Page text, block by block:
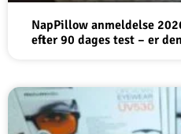
NapPillow anmeldelse
efter 90 dages test – er